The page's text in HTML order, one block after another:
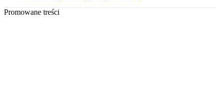
Promowane treści